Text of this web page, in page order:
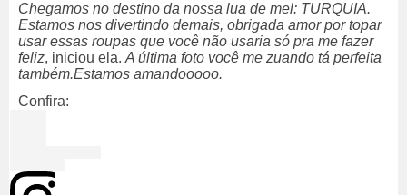
Chegamos no destino da nossa lua de mel: TURQUIA.
Estamos nos divertindo demais, obrigada amor por topar
usar essas roupas que você não usaria só pra me fazer
feliz, iniciou ela. A última foto você me zuando tá perfeita
também.Estamos amandooooo.
Confira: